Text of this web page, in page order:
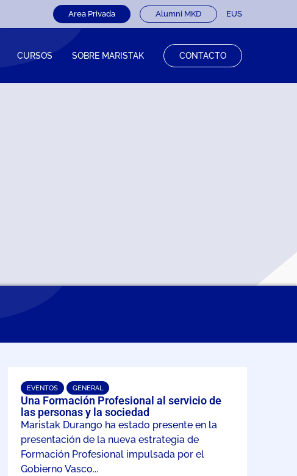
Area Privada Alumni MKD EUS
CURSOS SOBRE MARISTAK CONTACTO
EVENTOS GENERAL
Una Formación Profesional al servicio de
las personas y la sociedad
Maristak Durango ha estado presente en la
presentación de la nueva estrategia de
Formación Profesional impulsada por el
Gobierno Vasco...